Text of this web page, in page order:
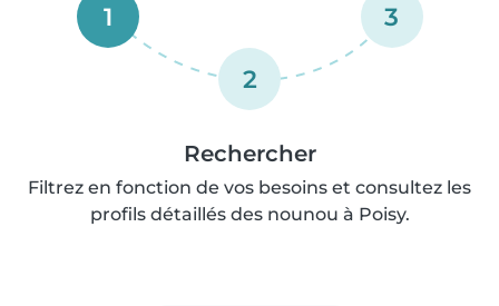
1
2
3
Rechercher
Filtrez en fonction de vos besoins et consultez les
profils détaillés des nounou à Poisy.